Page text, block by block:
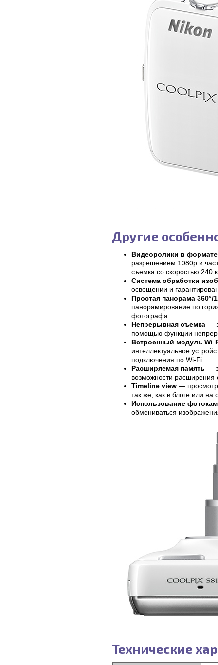
Другие
Видеоролики в
разрешением 1080p и
съемка со скоростью 240
Система обработки
освещении и
Простая панорама 360°/
панорамирование по
фотографа.
Непрерывная съемка —
помощью функции
Встроенный модуль
интеллектуальное
подключения по Wi-Fi.
Расширяемая память —
возможности
Timeline view — просмотр
так же, как в блоге или на
Использование
обмениваться
Технические